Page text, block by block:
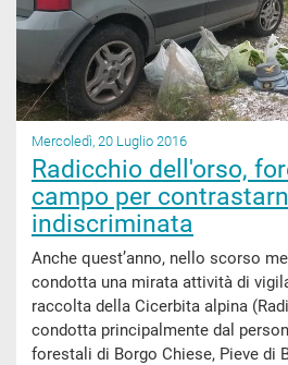
Mercoledì, 20 Luglio 2016
Radicchio dell'orso,
campo per
indiscriminata
Anche quest’anno, nello scorso
condotta una mirata attività di
raccolta della Cicerbita alpina
condotta principalmente dal
forestali di Borgo Chiese, Pieve di